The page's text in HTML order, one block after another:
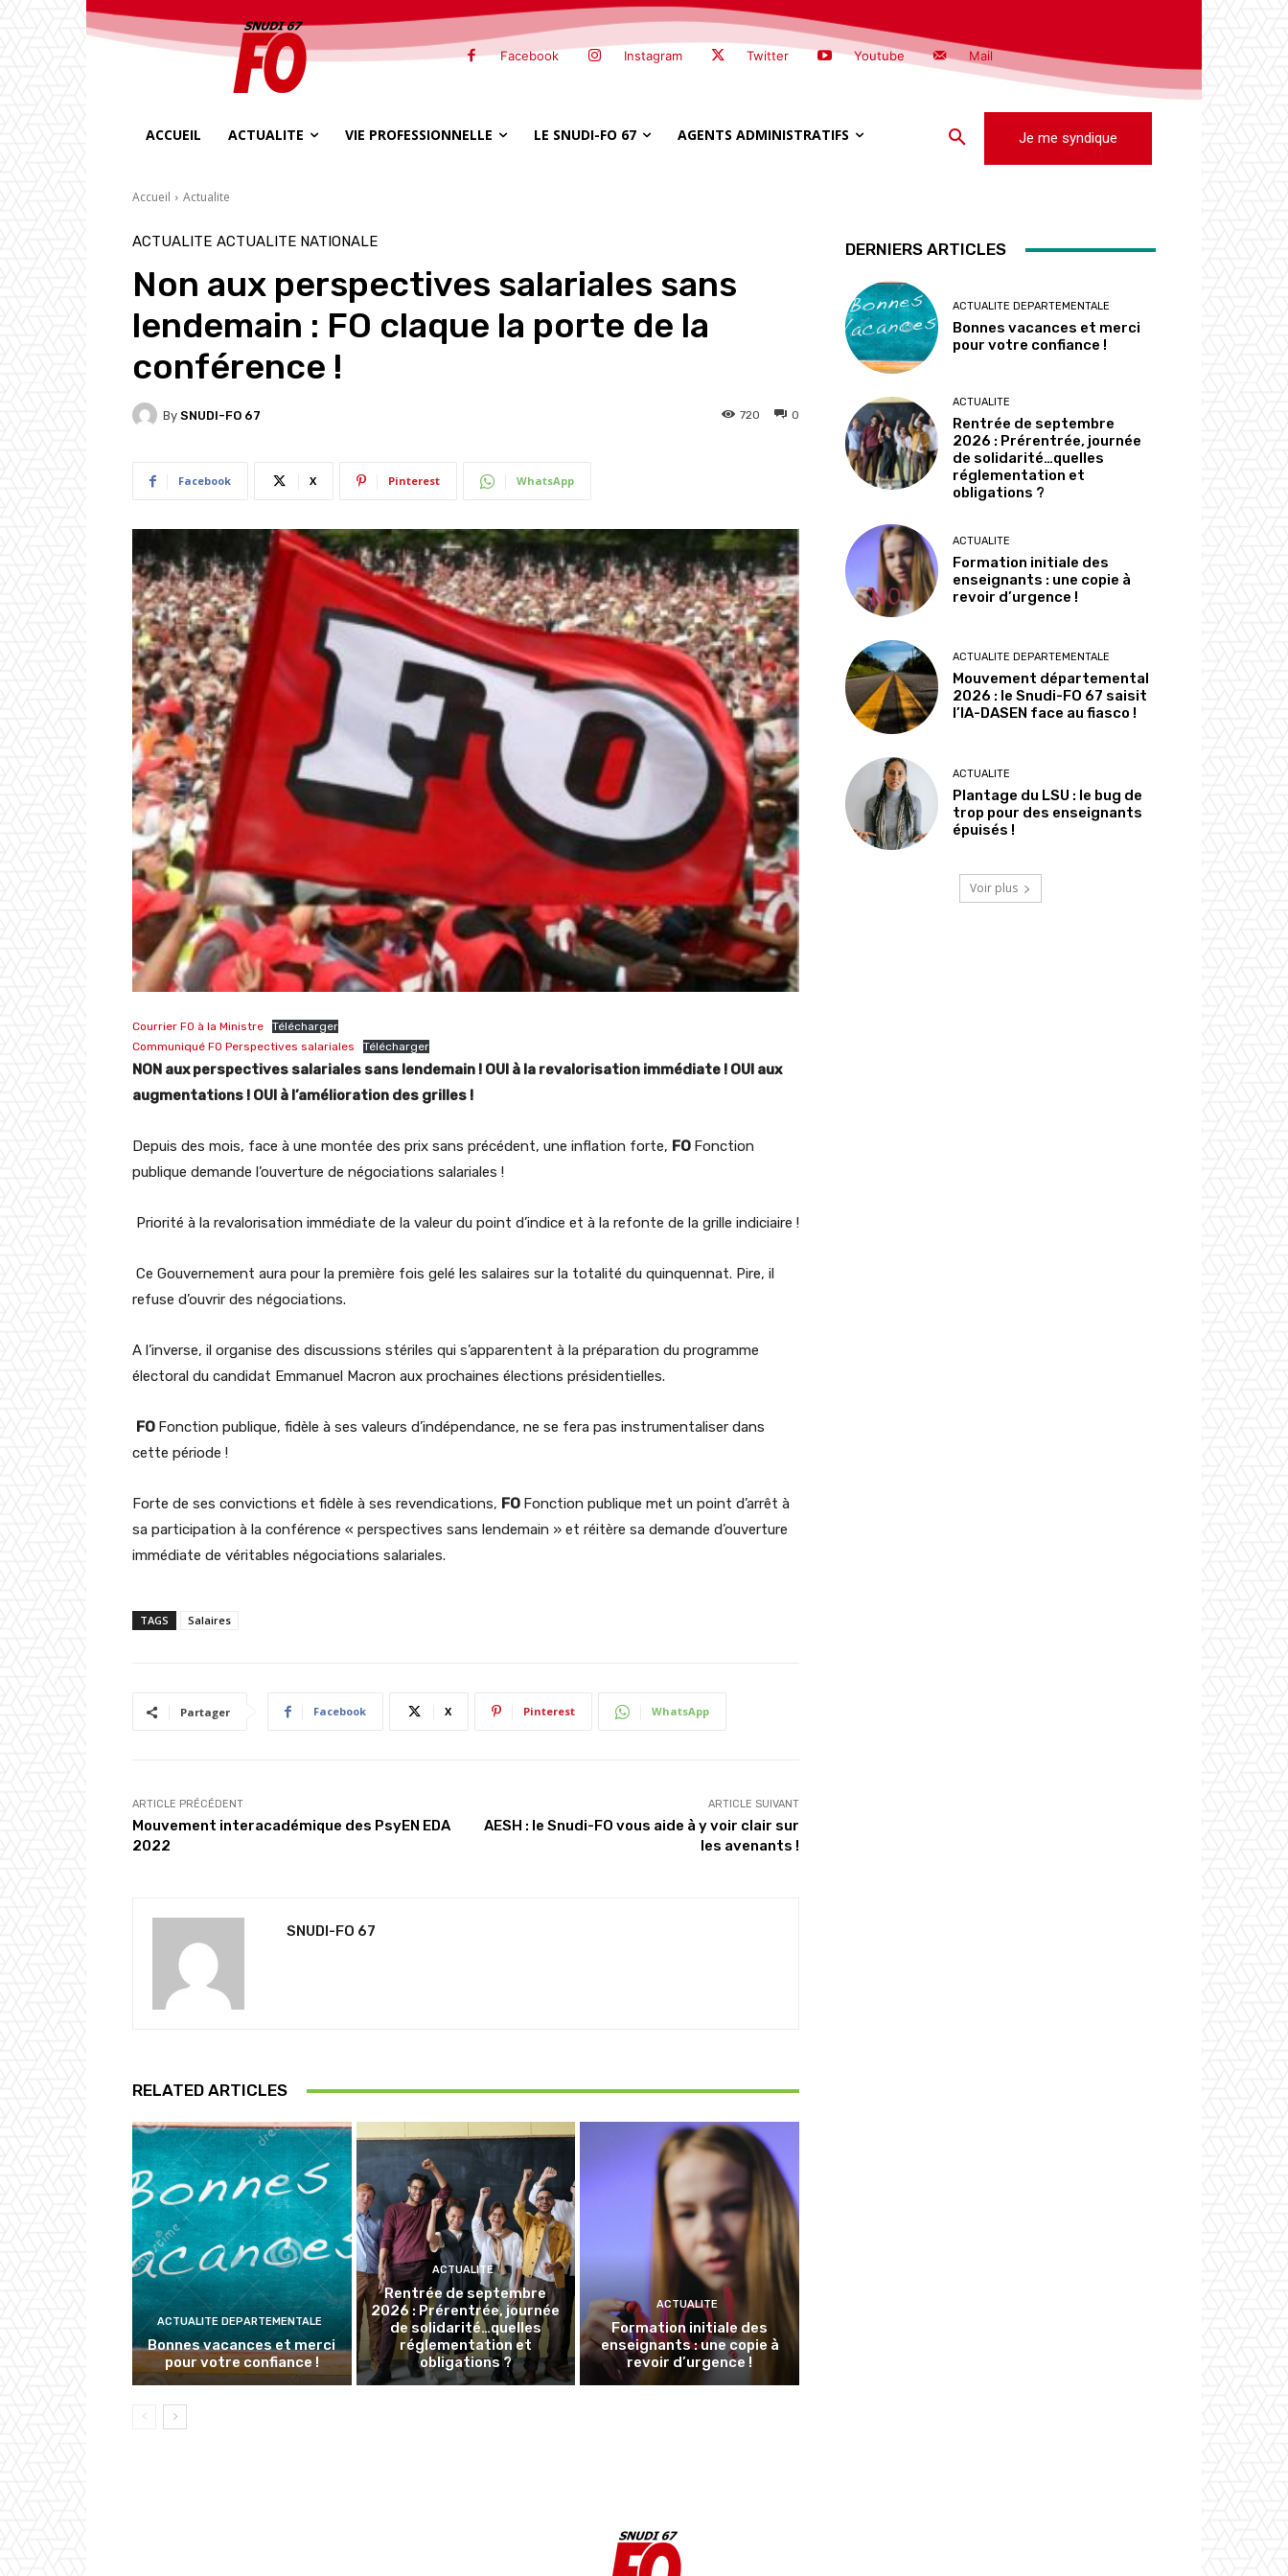
Facebook Instagram Twitter Youtube Mail
ACCUEIL ACTUALITE VIE PROFESSIONNELLE LE SNUDI-FO 67 AGENTS ADMINISTRATIFS Je me syndique
Accueil Actualite
ACTUALITE ACTUALITE NATIONALE
Non aux perspectives salariales sans
lendemain : FO claque la porte de la
conférence !
By SNUDI-FO 67 0
720
Facebook X Pinterest WhatsApp
Courrier FO à la Ministre
Télécharger
Communiqué FO Perspectives salariales
Télécharger
NON aux perspectives salariales sans lendemain ! OUI à la revalorisation immédiate ! OUI aux
augmentations ! OUI à l’amélioration des grilles !
Depuis des mois, face à une montée des prix sans précédent, une inflation forte, FO Fonction
publique demande l’ouverture de négociations salariales !
Priorité à la revalorisation immédiate de la valeur du point d’indice et à la refonte de la grille indiciaire !
Ce Gouvernement aura pour la première fois gelé les salaires sur la totalité du quinquennat. Pire, il
refuse d’ouvrir des négociations.
A l’inverse, il organise des discussions stériles qui s’apparentent à la préparation du programme
électoral du candidat Emmanuel Macron aux prochaines élections présidentielles.
FO Fonction publique, fidèle à ses valeurs d’indépendance, ne se fera pas instrumentaliser dans
cette période !
Forte de ses convictions et fidèle à ses revendications, FO Fonction publique met un point d’arrêt à
sa participation à la conférence « perspectives sans lendemain » et réitère sa demande d’ouverture
immédiate de véritables négociations salariales.
TAGS Salaires
Partager Facebook X Pinterest WhatsApp
ARTICLE PRÉCÉDENT
Mouvement interacadémique des PsyEN EDA
2022
ARTICLE SUIVANT
AESH : le Snudi-FO vous aide à y voir clair sur
les avenants !
SNUDI-FO 67
RELATED ARTICLES
ACTUALITE DEPARTEMENTALE
Bonnes vacances et merci
pour votre confiance !
ACTUALITE
Rentrée de septembre
2026 : Prérentrée, journée
de solidarité…quelles
réglementation et
obligations ?
ACTUALITE
Formation initiale des
enseignants : une copie à
revoir d’urgence !
DERNIERS ARTICLES
ACTUALITE DEPARTEMENTALE
Bonnes vacances et merci
pour votre confiance !
ACTUALITE
Rentrée de septembre
2026 : Prérentrée, journée
de solidarité…quelles
réglementation et
obligations ?
ACTUALITE
Formation initiale des
enseignants : une copie à
revoir d’urgence !
ACTUALITE DEPARTEMENTALE
Mouvement départemental
2026 : le Snudi-FO 67 saisit
l’IA-DASEN face au fiasco !
ACTUALITE
Plantage du LSU : le bug de
trop pour des enseignants
épuisés !
Voir plus